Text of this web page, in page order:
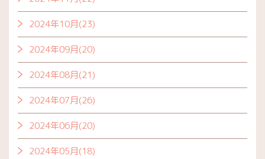
2024年10月(23)
2024年09月(20)
2024年08月(21)
2024年07月(26)
2024年06月(20)
2024年05月(18)